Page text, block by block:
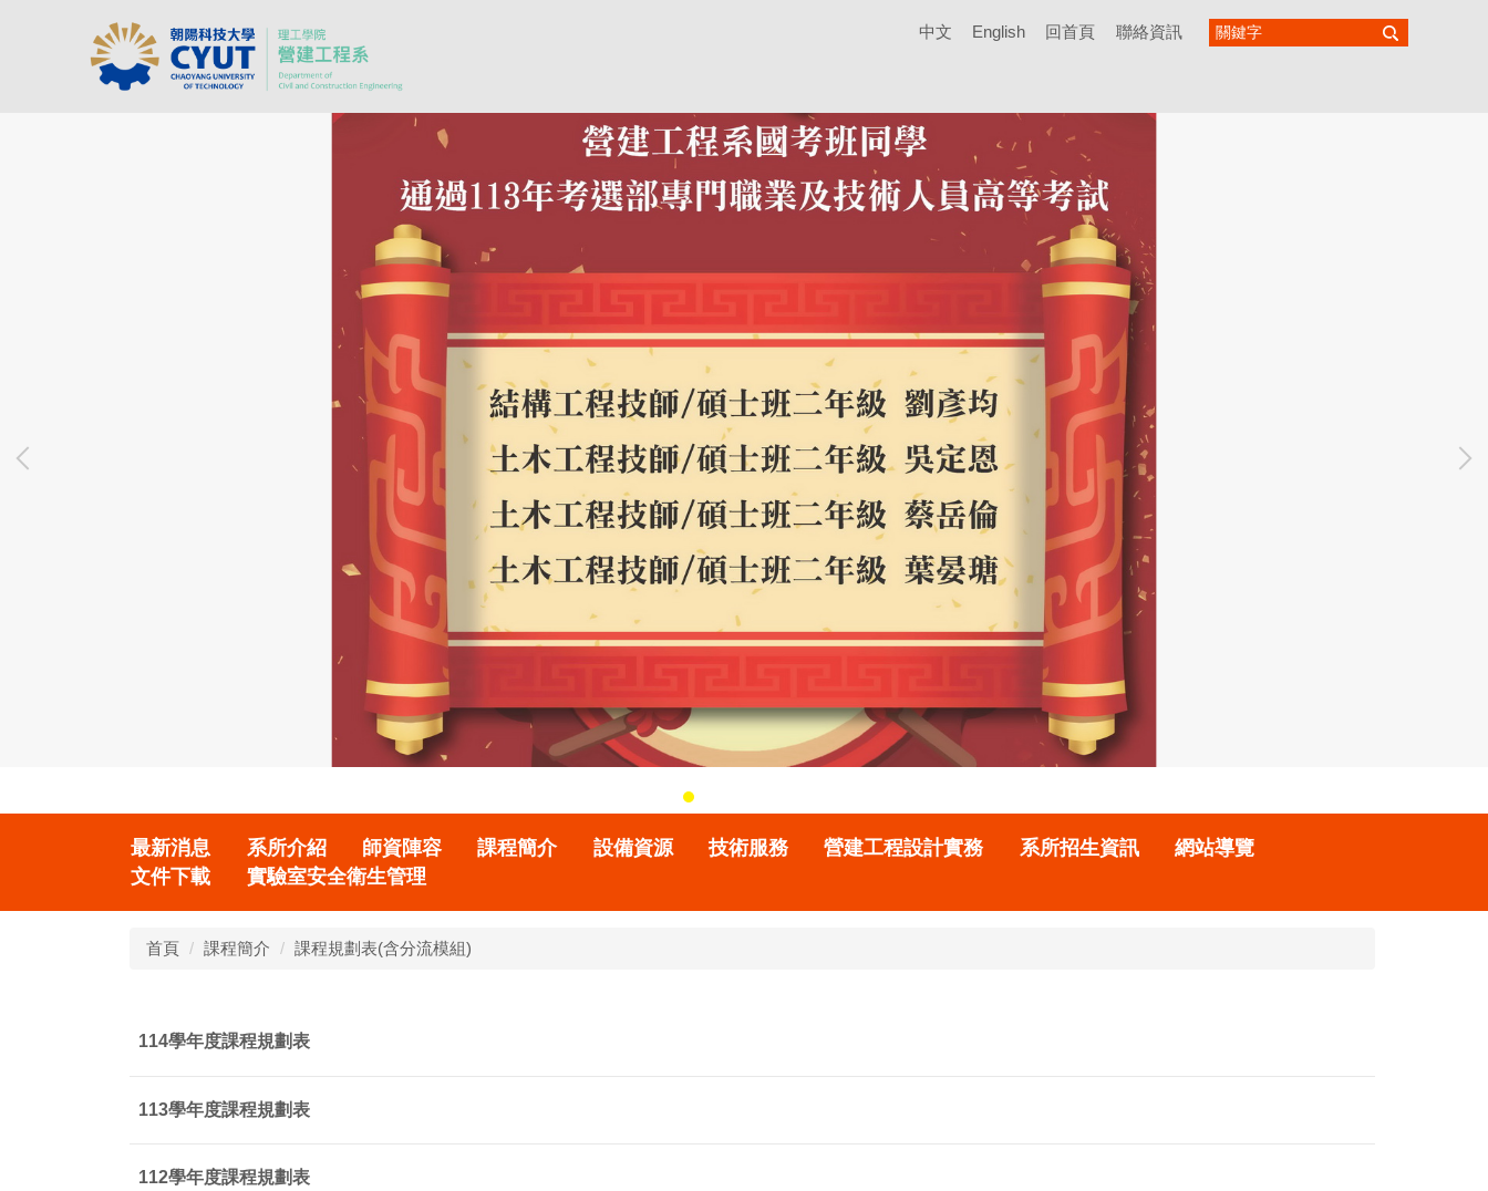
中文 English 回首頁 聯絡資訊
最新消息 系所介紹 師資陣容 課程簡介 設備資源 技術服務 營建工程設計實務 系所招生資訊
網站導覽
文件下載
實驗室安全衛生管理
首頁 課程簡介 課程規劃表(含分流模組)
114學年度課程規劃表
113學年度課程規劃表
112學年度課程規劃表